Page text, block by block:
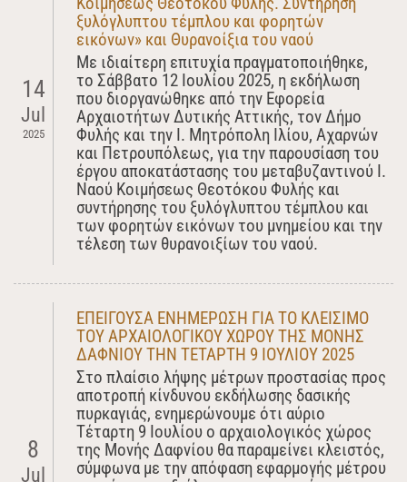
14
Jul
2025
ξυλόγλυπτου τέμπλου και φορητών
εικόνων» και Θυρανοίξια του ναού
Με ιδιαίτερη επιτυχία πραγματοποιήθηκε,
το Σάββατο 12 Ιουλίου 2025, η εκδήλωση
που διοργανώθηκε από την Εφορεία
Αρχαιοτήτων Δυτικής Αττικής, τον Δήμο
Φυλής και την Ι. Μητρόπολη Ιλίου, Αχαρνών
και Πετρουπόλεως, για την παρουσίαση του
έργου αποκατάστασης του μεταβυζαντινού Ι.
Ναού Κοιμήσεως Θεοτόκου Φυλής και
συντήρησης του ξυλόγλυπτου τέμπλου και
των φορητών εικόνων του μνημείου και την
τέλεση των θυρανοιξίων του ναού.
8
Jul
ΕΠΕΙΓΟΥΣΑ ΕΝΗΜΕΡΩΣΗ ΓΙΑ ΤO ΚΛΕΙΣΙΜΟ
ΤΟΥ ΑΡΧΑΙΟΛΟΓΙΚΟΥ ΧΩΡΟΥ ΤΗΣ ΜΟΝΗΣ
ΔΑΦΝΙΟΥ ΤΗΝ ΤΕΤΑΡΤΗ 9 ΙΟΥΛΙΟΥ 2025
Στο πλαίσιο λήψης μέτρων προστασίας προς
αποτροπή κίνδυνου εκδήλωσης δασικής
πυρκαγιάς, ενημερώνουμε ότι αύριο
Τέταρτη 9 Ιουλίου ο αρχαιολογικός χώρος
της Μονής Δαφνίου θα παραμείνει κλειστός,
σύμφωνα με την απόφαση εφαρμογής μέτρου